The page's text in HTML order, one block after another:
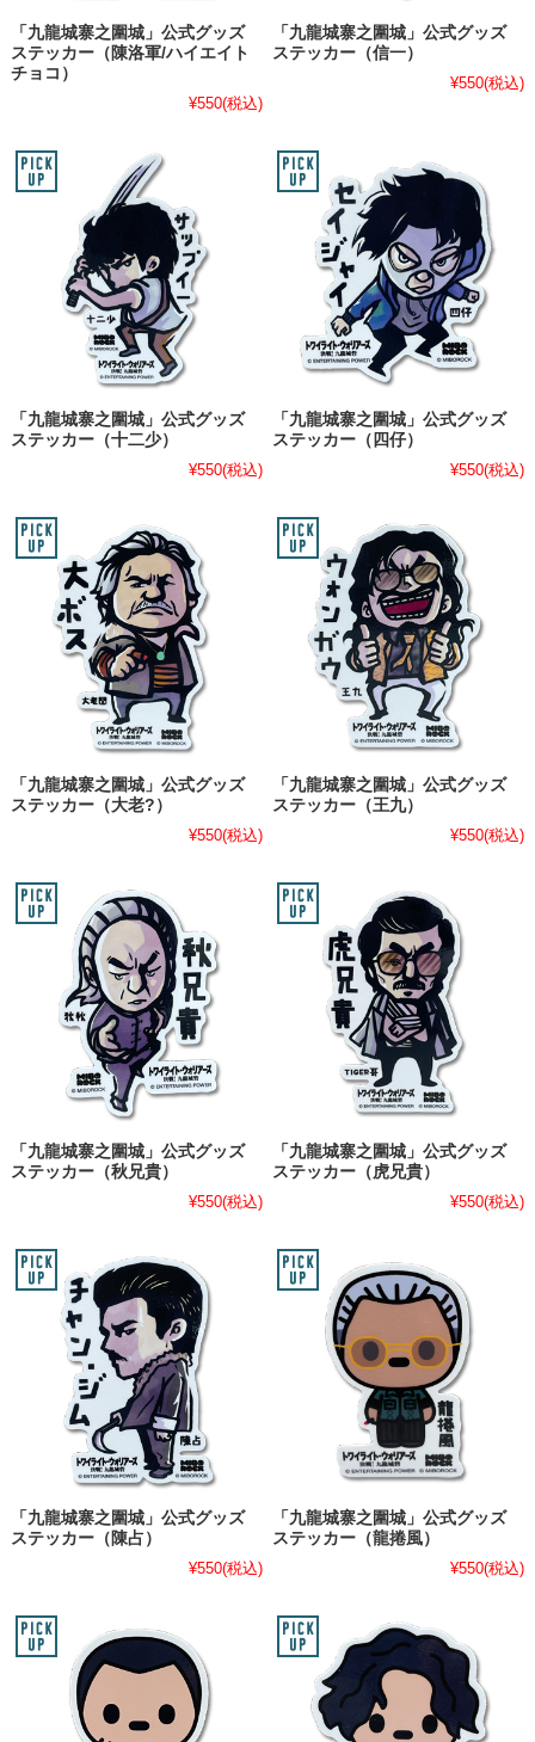
「九龍城寨之圍城」公式グッズ
ステッカー（陳洛軍/ハイエイト
チョコ）
¥550(税込)
「九龍城寨之圍城」公式グッズ
ステッカー（信一）
¥550(税込)
「九龍城寨之圍城」公式グッズ
ステッカー（十二少）
¥550(税込)
「九龍城寨之圍城」公式グッズ
ステッカー（四仔）
¥550(税込)
「九龍城寨之圍城」公式グッズ
ステッカー（大老?）
¥550(税込)
「九龍城寨之圍城」公式グッズ
ステッカー（王九）
¥550(税込)
「九龍城寨之圍城」公式グッズ
ステッカー（秋兄貴）
¥550(税込)
「九龍城寨之圍城」公式グッズ
ステッカー（虎兄貴）
¥550(税込)
「九龍城寨之圍城」公式グッズ
ステッカー（陳占）
¥550(税込)
「九龍城寨之圍城」公式グッズ
ステッカー（龍捲風）
¥550(税込)